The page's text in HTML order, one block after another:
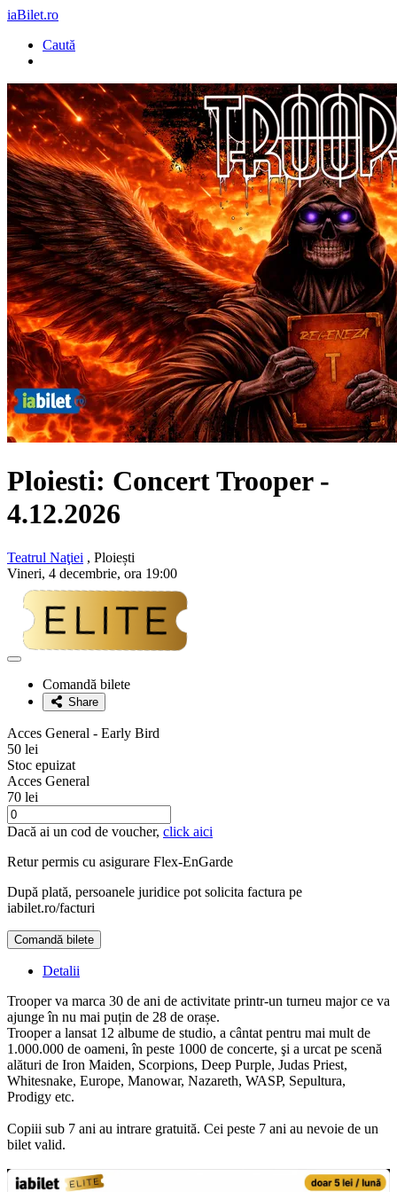
iaBilet.ro
Caută
Ploiesti: ConcertTrooper-
4.12.2026
Teatrul Naţiei , Ploiești
Vineri, 4 decembrie, ora 19:00
Adaugă
favoriteComandă bilete
Share
Acces General - Early Bird
50 lei
Stoc epuizat
Acces General
70 lei
Dacă ai un cod de voucher, click aici
Retur permis cu asigurare Flex-EnGarde
După plată, persoanele juridice pot solicita factura pe
iabilet.ro/facturi
Comandă bilete
Detalii
Trooper va marca 30 de ani de activitate printr-un turneu major ce va
ajunge în nu mai puțin de 28 de orașe.
Trooper a lansat 12 albume de studio, a cântat pentru mai mult de
1.000.000 de oameni, în peste 1000 de concerte, şi a urcat pe scenă
alături de Iron Maiden, Scorpions, Deep Purple, Judas Priest,
Whitesnake, Europe, Manowar, Nazareth, WASP, Sepultura,
Prodigy etc.
Copiii sub 7 ani au intrare gratuită. Cei peste 7 ani au nevoie de un
bilet valid.